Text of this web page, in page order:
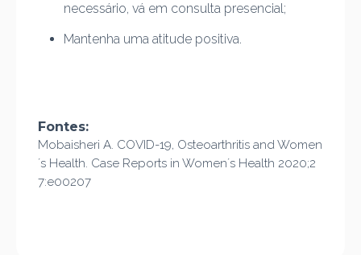
necessário, vá em consulta presencial;
Mantenha uma atitude positiva.
Fontes:
Mobaisheri A. COVID-19, Osteoarthritis and Women
´s Health. Case Reportsin Women´sHealth 2020;2
7:e00207